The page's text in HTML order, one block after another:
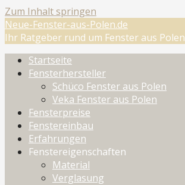
Zum Inhalt springen
Neue-Fenster-aus-Polen.de
Ihr Ratgeber rund um Fenster aus Polen
Startseite
Fensterhersteller
Schüco Fenster aus Polen
Veka Fenster aus Polen
Fensterpreise
Fenstereinbau
Erfahrungen
Fenstereigenschaften
Material
Verglasung